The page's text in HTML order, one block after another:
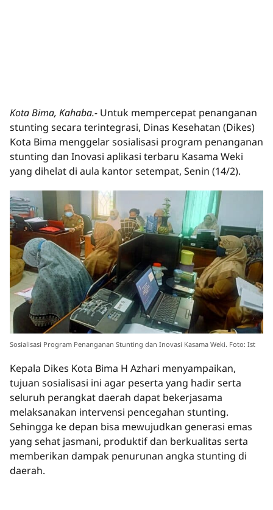
Kota Bima, Kahaba.- Untuk mempercepat penanganan
stunting secara terintegrasi, Dinas Kesehatan (Dikes)
Kota Bima menggelar sosialisasi program penanganan
stunting dan Inovasi aplikasi terbaru Kasama Weki
yang dihelat di aula kantor setempat, Senin (14/2).
Sosialisasi Program Penanganan Stunting dan Inovasi Kasama Weki. Foto: Ist
Kepala Dikes Kota Bima H Azhari menyampaikan,
tujuan sosialisasi ini agar peserta yang hadir serta
seluruh perangkat daerah dapat bekerjasama
melaksanakan intervensi pencegahan stunting.
Sehingga ke depan bisa mewujudkan generasi emas
yang sehat jasmani, produktif dan berkualitas serta
memberikan dampak penurunan angka stunting di
daerah.